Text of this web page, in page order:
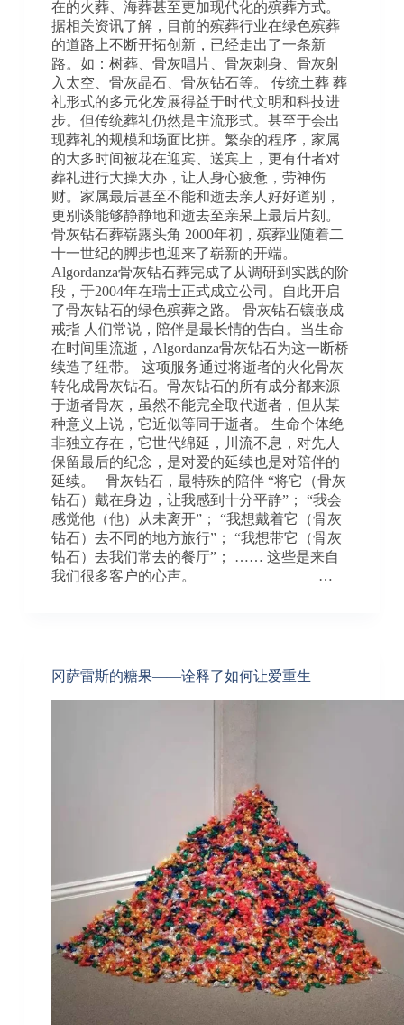
在的火葬、海葬甚至更加现代化的殡葬方式。
据相关资讯了解，目前的殡葬行业在绿色殡葬
的道路上不断开拓创新，已经走出了一条新
路。如：树葬、骨灰唱片、骨灰刺身、骨灰射
入太空、骨灰晶石、骨灰钻石等。 传统土葬 葬
礼形式的多元化发展得益于时代文明和科技进
步。但传统葬礼仍然是主流形式。甚至于会出
现葬礼的规模和场面比拼。繁杂的程序，家属
的大多时间被花在迎宾、送宾上，更有什者对
葬礼进行大操大办，让人身心疲惫，劳神伤
财。家属最后甚至不能和逝去亲人好好道别，
更别谈能够静静地和逝去至亲呆上最后片刻。
骨灰钻石葬崭露头角 2000年初，殡葬业随着二
十一世纪的脚步也迎来了崭新的开端。
Algordanza骨灰钻石葬完成了从调研到实践的阶
段，于2004年在瑞士正式成立公司。自此开启
了骨灰钻石的绿色殡葬之路。 骨灰钻石镶嵌成
戒指 人们常说，陪伴是最长情的告白。当生命
在时间里流逝，Algordanza骨灰钻石为这一断桥
续造了纽带。 这项服务通过将逝者的火化骨灰
转化成骨灰钻石。骨灰钻石的所有成分都来源
于逝者骨灰，虽然不能完全取代逝者，但从某
种意义上说，它近似等同于逝者。 生命个体绝
非独立存在，它世代绵延，川流不息，对先人
保留最后的纪念，是对爱的延续也是对陪伴的
延续。 骨灰钻石，最特殊的陪伴 “将它（骨灰
钻石）戴在身边，让我感到十分平静”； “我会
感觉他（他）从未离开”； “我想戴着它（骨灰
钻石）去不同的地方旅行”； “我想带它（骨灰
钻石）去我们常去的餐厅”； …… 这些是来自
我们很多客户的心声。 …
冈萨雷斯的糖果——诠释了如何让爱重生